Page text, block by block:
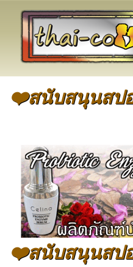
❤️สนับสนุนสปอ
❤️สนับสนุนสปอ